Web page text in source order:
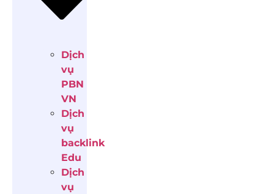
Dịch
vụ
PBN
VN
Dịch
vụ
backlink
Edu
Dịch
vụ